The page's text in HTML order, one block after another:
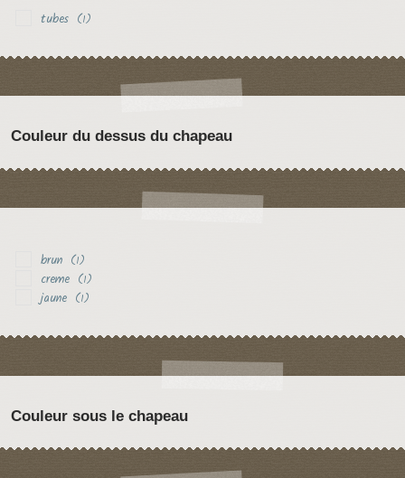
tubes (1)
Couleur du dessus du chapeau
brun (1)
creme (1)
jaune (1)
Couleur sous le chapeau